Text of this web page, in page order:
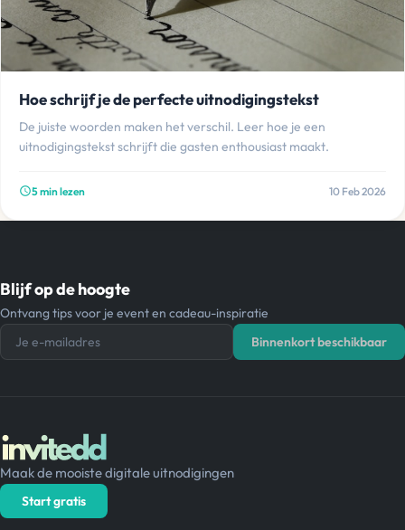
Hoe schrijf je de perfecte uitnodigingstekst
De juiste woorden maken het verschil. Leer hoe je een
uitnodigingstekst schrijft die gasten enthousiast maakt.
schedule5 min lezen 10 Feb 2026
Blijf op de hoogte
Ontvang tips voor je event en cadeau-inspiratie
Je e-mailadres
Binnenkort beschikbaar
Maak de mooiste digitale uitnodigingen
Start gratis